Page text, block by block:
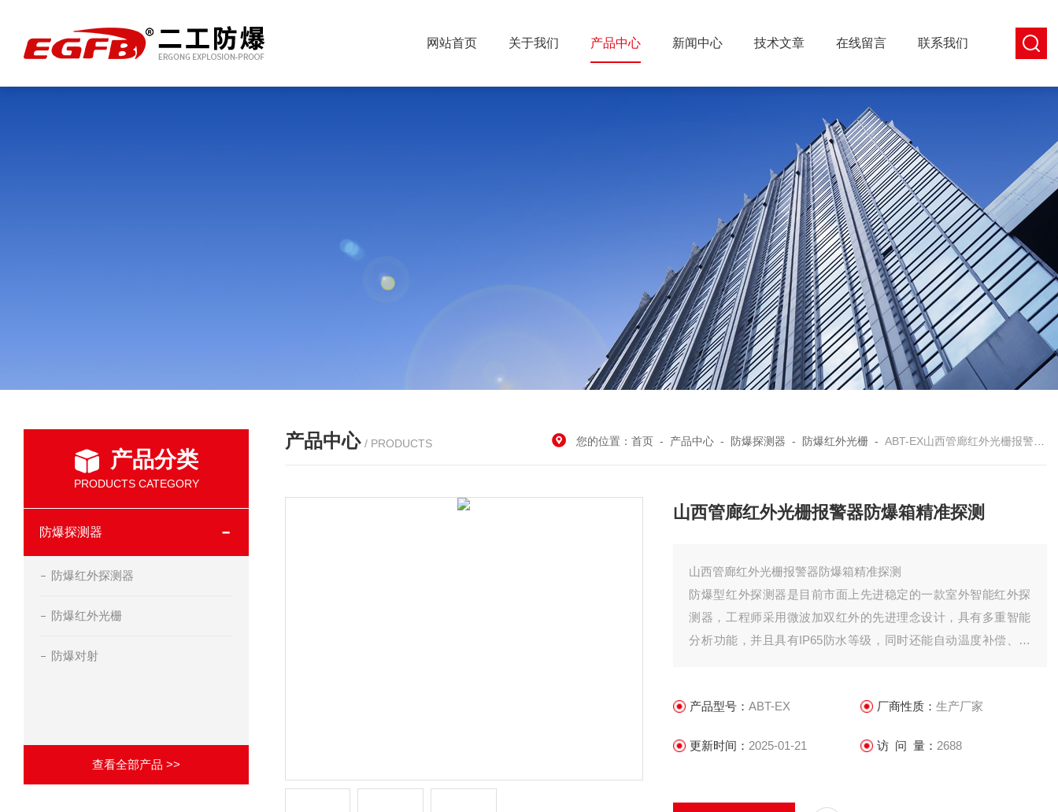
网站首页 关于我们 产品中心 新闻中心 技术文章 在线留言 联系我们
产品分类
PRODUCTS CATEGORY
防爆探测器
防爆红外探测器
防爆红外光栅
防爆对射
查看全部产品 >>
产品中心 / PRODUCTS 您的位置：首页 - 产品中心 - 防爆探测器 - 防爆红外光栅 -ABT-EX山西管廊红外光栅报警器防爆箱精准探测
山西管廊红外光栅报警器防爆箱精准探测
山西管廊红外光栅报警器防爆箱精准探测
防爆型红外探测器是目前市面上先进稳定的一款室外智能红外探
测器，工程师采用微波加双红外的先进理念设计，具有多重智能
分析功能，并且具有IP65防水等级，同时还能自动温度补偿、智
加防爆箱，能很好的满足仓库和矿洞检测等复杂环境的报警应
产品型号：ABT-EX 厂商性质： 生产厂家
更新时间： 2025-01-21 访 问 量： 2688